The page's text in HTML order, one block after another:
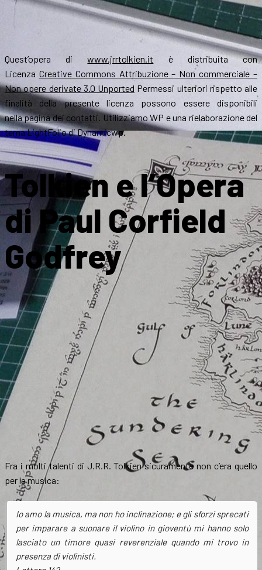
Quest’opera diwww.jrrtolkien.it è distribuita con
Licenza Creative Commons Attribuzione – Non commerciale –
Non opere derivate 3.0 Unported Permessi ulteriori rispetto alle
finalità della presente licenza possono essere disponibili
nellapagina dei contatti. Utilizziamo WP e una rielaborazione del
tema LightFolio di Dynamicwp.
Tolkien e l’Opera
di Paul Corfield
Godfrey
Fra i molti talenti di J.R.R. Tolkien sicuramente non c’era quello
per la musica:
Io amo la musica, ma non ho inclinazione; e gli sforzi sprecati
per imparare a suonare il violino in gioventù mi hanno solo
lasciato un timore quasi reverenziale quando mi trovo in
presenza di violinisti.